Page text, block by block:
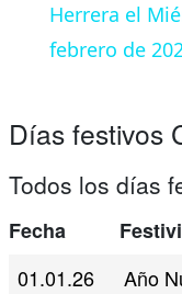
Herrera el
febrero de
Días festivos
Todos los días
Fecha
01.01.26
Año